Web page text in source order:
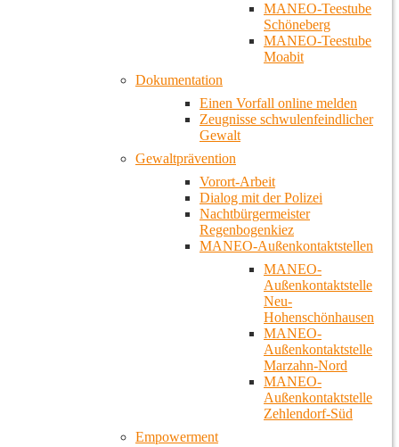
MANEO-Teestube
Schöneberg
MANEO-Teestube
Moabit
Dokumentation
Einen Vorfall online melden
Zeugnisse schwulenfeindlicher
Gewalt
Gewaltprävention
Vorort-Arbeit
Dialog mit der Polizei
Nachtbürgermeister
Regenbogenkiez
MANEO-Außenkontaktstellen
MANEO-
Außenkontaktstelle
Neu-
Hohenschönhausen
MANEO-
Außenkontaktstelle
Marzahn-Nord
MANEO-
Außenkontaktstelle
Zehlendorf-Süd
Empowerment